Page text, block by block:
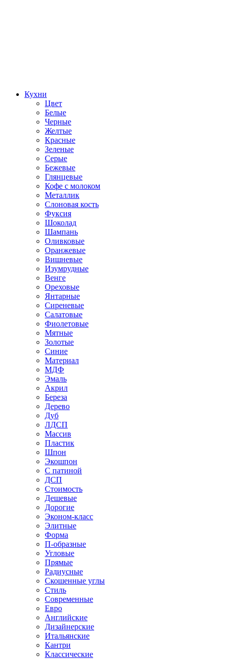
Кухни
Цвет
Белые
Черные
Желтые
Красные
Зеленые
Серые
Бежевые
Глянцевые
Кофе с молоком
Металлик
Слоновая кость
Фуксия
Шоколад
Шампань
Оливковые
Оранжевые
Вишневые
Изумрудные
Венге
Ореховые
Янтарные
Сиреневые
Салатовые
Фиолетовые
Мятные
Золотые
Синие
Материал
МДФ
Эмаль
Акрил
Береза
Дерево
Дуб
ЛДСП
Массив
Пластик
Шпон
Экошпон
С патиной
ДСП
Стоимость
Дешевые
Дорогие
Эконом-класс
Элитные
Форма
П-образные
Угловые
Прямые
Радиусные
Скошенные углы
Стиль
Современные
Евро
Английские
Дизайнерские
Итальянские
Кантри
Классические